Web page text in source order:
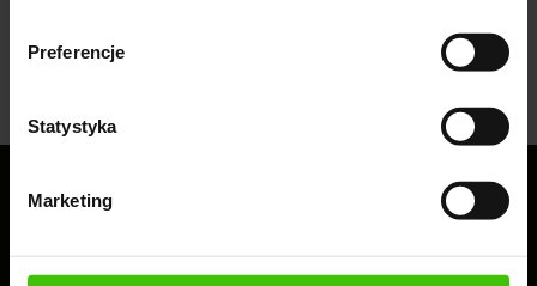
Preferencje
Statystyka
Marketing
Twojej firmy